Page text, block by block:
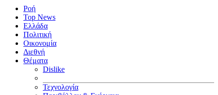
Ροή
Top News
Ελλάδα
Πολιτική
Οικονομία
Διεθνή
Θέματα
Dislike
Τεχνολογία